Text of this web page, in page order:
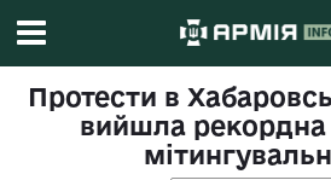
Протести в
вийшла рекордна